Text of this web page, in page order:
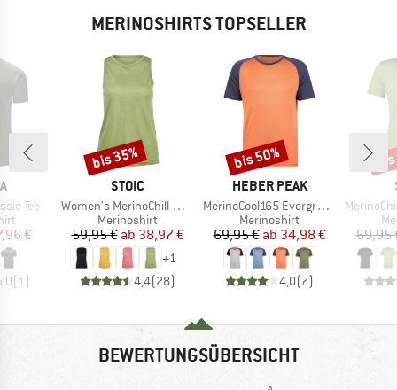
MERINOSHIRTS TOPSELLER
Tee
Preis
€
(1)
MARKE
STOIC
Artikel
Women's MerinoChill MMXX. Göteborg Tank
Produktgruppe
Merinoshirt
Preis
59,95 € reduzierter Preis
ab 38,97 €
+1
4,4(28)
Rabatt
bis 35%
MARKE
HEBER PEAK
Artikel
MerinoCool165 EvergreenHe. T-Shirt
Produktgruppe
Merinoshirt
Preis
69,95 € reduzierter Preis
ab 34,98 €
4,0(7)
Rabatt
bis 50%
Artikel
MerinoChill
69,95
BEWERTUNGSÜBERSICHT